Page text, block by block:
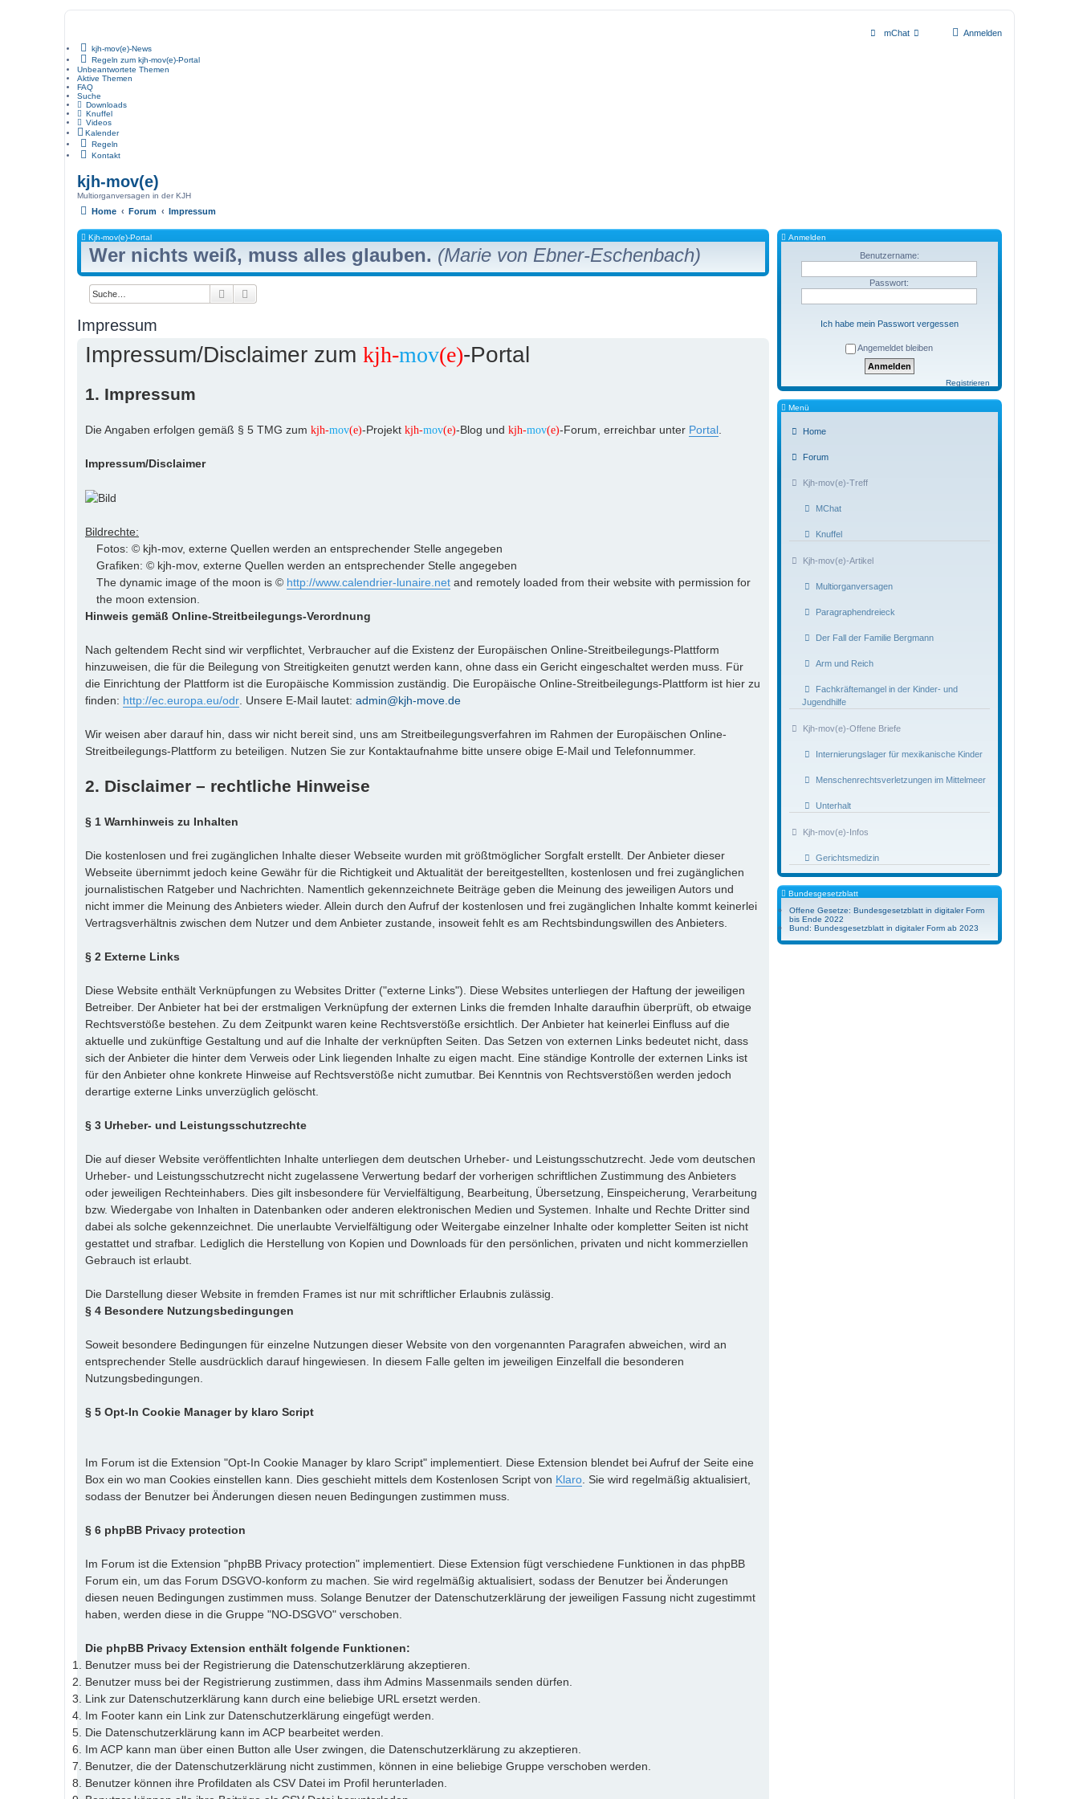
Anmelden
mChat
kjh-mov(e)-News
Regeln zum kjh-mov(e)-Portal
Unbeantwortete Themen
Aktive Themen
FAQ
Suche
Downloads
Knuffel
Videos
Kalender
Regeln
Kontakt
kjh-mov(e)
Multiorganversagen in der KJH
Home Forum Impressum
Kjh-mov(e)-Portal
Wer nichts weiß, muss alles glauben. (Marie von Ebner-Eschenbach)
Suche
Impressum
Impressum/Disclaimer zum kjh-mov(e)-Portal
1. Impressum
Die Angaben erfolgen gemäß § 5 TMG zum kjh-mov(e)-Projekt kjh-mov(e)-Blog und kjh-mov(e)-Forum, erreichbar unter Portal
Impressum/Disclaimer
Bildrechte:
Fotos: © kjh-mov, externe Quellen werden an entsprechender Stelle angegeben
Grafiken: © kjh-mov, externe Quellen werden an entsprechender Stelle angegeben
The dynamic image of the moon is © http://www.calendrier-lunaire.net and remotely loaded from their website with permission for
the moon extension.
Hinweis gemäß Online-Streitbeilegungs-Verordnung
Nach geltendem Recht sind wir verpflichtet, Verbraucher auf die Existenz der Europäischen Online-Streitbeilegungs-Plattform
hinzuweisen, die für die Beilegung von Streitigkeiten genutzt werden kann, ohne dass ein Gericht eingeschaltet werden muss. Für
die Einrichtung der Plattform ist die Europäische Kommission zuständig. Die Europäische Online-Streitbeilegungs-Plattform ist hier zu
finden: http://ec.europa.eu/odr . Unsere E-Mail lautet: admin@kjh-move.de
Wir weisen aber darauf hin, dass wir nicht bereit sind, uns am Streitbeilegungsverfahren im Rahmen der Europäischen Online-
Streitbeilegungs-Plattform zu beteiligen. Nutzen Sie zur Kontaktaufnahme bitte unsere obige E-Mail und Telefonnummer.
2. Disclaimer – rechtliche Hinweise
§ 1 Warnhinweis zu Inhalten
Die kostenlosen und frei zugänglichen Inhalte dieser Webseite wurden mit größtmöglicher Sorgfalt erstellt. Der Anbieter dieser
Webseite übernimmt jedoch keine Gewähr für die Richtigkeit und Aktualität der bereitgestellten, kostenlosen und frei zugänglichen
journalistischen Ratgeber und Nachrichten. Namentlich gekennzeichnete Beiträge geben die Meinung des jeweiligen Autors und
nicht immer die Meinung des Anbieters wieder. Allein durch den Aufruf der kostenlosen und frei zugänglichen Inhalte kommt keinerlei
Vertragsverhältnis zwischen dem Nutzer und dem Anbieter zustande, insoweit fehlt es am Rechtsbindungswillen des Anbieters.
§ 2 Externe Links
Diese Website enthält Verknüpfungen zu Websites Dritter ("externe Links"). Diese Websites unterliegen der Haftung der jeweiligen
Betreiber. Der Anbieter hat bei der erstmaligen Verknüpfung der externen Links die fremden Inhalte daraufhin überprüft, ob etwaige
Rechtsverstöße bestehen. Zu dem Zeitpunkt waren keine Rechtsverstöße ersichtlich. Der Anbieter hat keinerlei Einfluss auf die
aktuelle und zukünftige Gestaltung und auf die Inhalte der verknüpften Seiten. Das Setzen von externen Links bedeutet nicht, dass
sich der Anbieter die hinter dem Verweis oder Link liegenden Inhalte zu eigen macht. Eine ständige Kontrolle der externen Links ist
für den Anbieter ohne konkrete Hinweise auf Rechtsverstöße nicht zumutbar. Bei Kenntnis von Rechtsverstößen werden jedoch
derartige externe Links unverzüglich gelöscht.
§ 3 Urheber- und Leistungsschutzrechte
Die auf dieser Website veröffentlichten Inhalte unterliegen dem deutschen Urheber- und Leistungsschutzrecht. Jede vom deutschen
Urheber- und Leistungsschutzrecht nicht zugelassene Verwertung bedarf der vorherigen schriftlichen Zustimmung des Anbieters
oder jeweiligen Rechteinhabers. Dies gilt insbesondere für Vervielfältigung, Bearbeitung, Übersetzung, Einspeicherung, Verarbeitung
bzw. Wiedergabe von Inhalten in Datenbanken oder anderen elektronischen Medien und Systemen. Inhalte und Rechte Dritter sind
dabei als solche gekennzeichnet. Die unerlaubte Vervielfältigung oder Weitergabe einzelner Inhalte oder kompletter Seiten ist nicht
gestattet und strafbar. Lediglich die Herstellung von Kopien und Downloads für den persönlichen, privaten und nicht kommerziellen
Gebrauch ist erlaubt.
Die Darstellung dieser Website in fremden Frames ist nur mit schriftlicher Erlaubnis zulässig.
§ 4 Besondere Nutzungsbedingungen
Soweit besondere Bedingungen für einzelne Nutzungen dieser Website von den vorgenannten Paragrafen abweichen, wird an
entsprechender Stelle ausdrücklich darauf hingewiesen. In diesem Falle gelten im jeweiligen Einzelfall die besonderen
Nutzungsbedingungen.
§ 5 Opt-In Cookie Manager by klaro Script
Im Forum ist die Extension "Opt-In Cookie Manager by klaro Script" implementiert. Diese Extension blendet bei Aufruf der Seite eine
Box ein wo man Cookies einstellen kann. Dies geschieht mittels dem Kostenlosen Script von Klaro . Sie wird regelmäßig aktualisiert,
sodass der Benutzer bei Änderungen diesen neuen Bedingungen zustimmen muss.
§ 6 phpBB Privacy protection
Im Forum ist die Extension "phpBB Privacy protection" implementiert. Diese Extension fügt verschiedene Funktionen in das phpBB
Forum ein, um das Forum DSGVO-konform zu machen. Sie wird regelmäßig aktualisiert, sodass der Benutzer bei Änderungen
diesen neuen Bedingungen zustimmen muss. Solange Benutzer der Datenschutzerklärung der jeweiligen Fassung nicht zugestimmt
haben, werden diese in die Gruppe "NO-DSGVO" verschoben.
Die phpBB Privacy Extension enthält folgende Funktionen:
Benutzer muss bei der Registrierung die Datenschutzerklärung akzeptieren.
Benutzer muss bei der Registrierung zustimmen, dass ihm Admins Massenmails senden dürfen.
Link zur Datenschutzerklärung kann durch eine beliebige URL ersetzt werden.
Im Footer kann ein Link zur Datenschutzerklärung eingefügt werden.
Die Datenschutzerklärung kann im ACP bearbeitet werden.
Im ACP kann man über einen Button alle User zwingen, die Datenschutzerklärung zu akzeptieren.
Benutzer, die der Datenschutzerklärung nicht zustimmen, können in eine beliebige Gruppe verschoben werden.
Benutzer können ihre Profildaten als CSV Datei im Profil herunterladen.
Anmelden
Benutzername:
Passwort:
Ich habe mein Passwort vergessen
Angemeldet bleiben
Registrieren
Menü
Home
Forum
Kjh-mov(e)-Treff
MChat
Knuffel
Kjh-mov(e)-Artikel
Multiorganversagen
Paragraphendreieck
Der Fall der Familie Bergmann
Arm und Reich
Fachkräftemangel in der Kinder- und
Jugendhilfe
Kjh-mov(e)-Offene Briefe
Internierungslager für mexikanische Kinder
Menschenrechtsverletzungen im Mittelmeer
Unterhalt
Kjh-mov(e)-Infos
Gerichtsmedizin
Bundesgesetzblatt
Offene Gesetze: Bundesgesetzblatt in digitaler Form
bis Ende 2022
Bund: Bundesgesetzblatt in digitaler Form ab 2023